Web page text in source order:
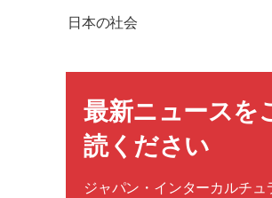
日本の社会
最新ニュースを
読ください
ジャパン・インターカルチュ